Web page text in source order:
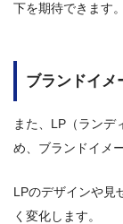
下を期待できます。
ブランドイメ
また、LP（ランデ
め、ブランドイメ
LPのデザインや見
く変化します。